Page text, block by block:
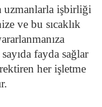
uzmanlarla işbirliği
ve bu sıcaklık
fayda sağlar
her işletme